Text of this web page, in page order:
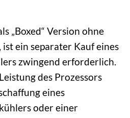
„Boxed“ Version ohne
ein separater Kauf eines
zwingend erforderlich.
des Prozessors
eines
oder einer